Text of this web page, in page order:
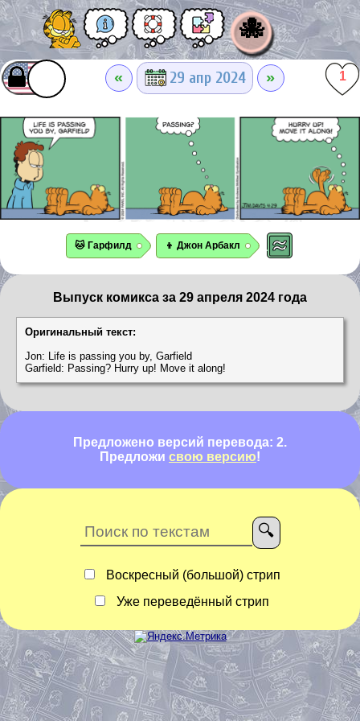
🐙
« 29 апр 2024 » 1
🐱 Гарфилд 👦 Джон Арбакл
Выпуск комикса за 29 апреля 2024 года
Оригинальный текст:
Jon: Life is passing you by, Garfield
Garfield: Passing? Hurry up! Move it along!
Предложено версий перевода: 2.
Предложи свою версию!
Воскресный (большой) стрип
Уже переведённый стрип